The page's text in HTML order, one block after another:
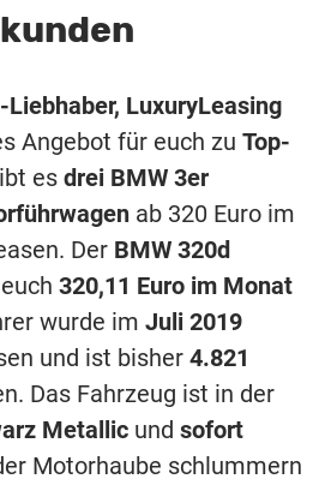
LuxuryLeasing
Angebot für euch zu Top-
es drei BMW 3er
ab 320 Euro im
Der BMW 320d
320,11 Euro im Monat
wurde im Juli 2019
und ist bisher 4.821
Das Fahrzeug ist in der
Metallic und sofort
Motorhaube schlummern